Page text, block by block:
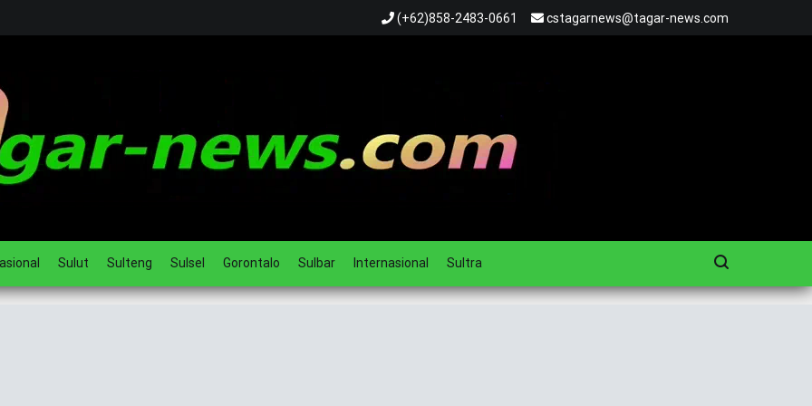
(+62)858-2483-0661 cstagarnews@tagar-news.com
Sulut Sulteng Sulsel Gorontalo Sulbar Internasional Sultra